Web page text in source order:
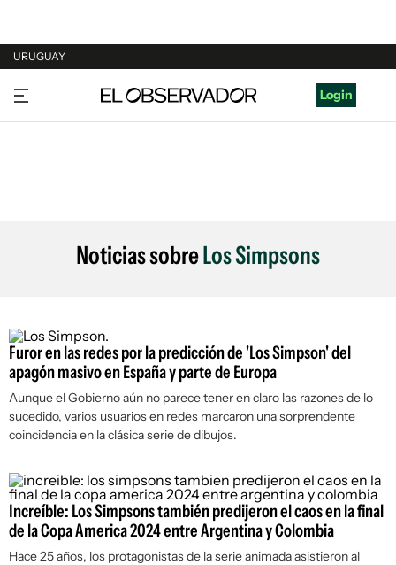
URUGUAY
URUGUAY
ARGENTINA
Login
Noticias sobreLos Simpsons
Furor en las redes por la predicción de 'Los Simpson' del
apagón masivo en España y parte de Europa
Aunque el Gobierno aún no parece tener en claro las razones de lo
sucedido, varios usuarios en redes marcaron una sorprendente
coincidencia en la clásica serie de dibujos.
Increíble: Los Simpsons también predijeron el caos en la final
de la Copa America 2024 entre Argentina y Colombia
Hace 25 años, los protagonistas de la serie animada asistieron al